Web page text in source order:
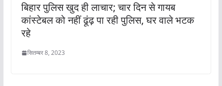
बिहार पुलिस खुद ही लाचार; चार दिन से गायब
कांस्टेबल को नहीं ढूंढ़ पा रही पुलिस, घर वाले भटक
रहे
सितम्बर 8, 2023